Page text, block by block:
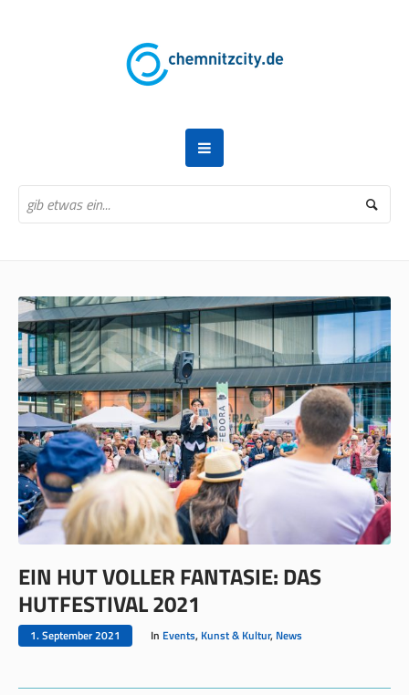
EIN HUT VOLLER FANTASIE: DAS
HUTFESTIVAL 2021
1. September 2021 In Events, Kunst & Kultur, News